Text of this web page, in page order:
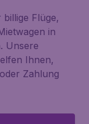
Flüge,
in
Unsere
Ihnen,
Zahlung